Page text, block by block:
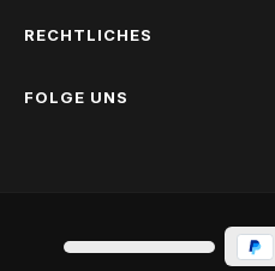
RECHTLICHES
FOLGE UNS